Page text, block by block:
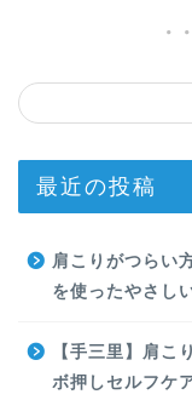
最近の投稿
肩こりがつらい
を使ったやさし
【手三里】肩こ
ボ押しセルフケ